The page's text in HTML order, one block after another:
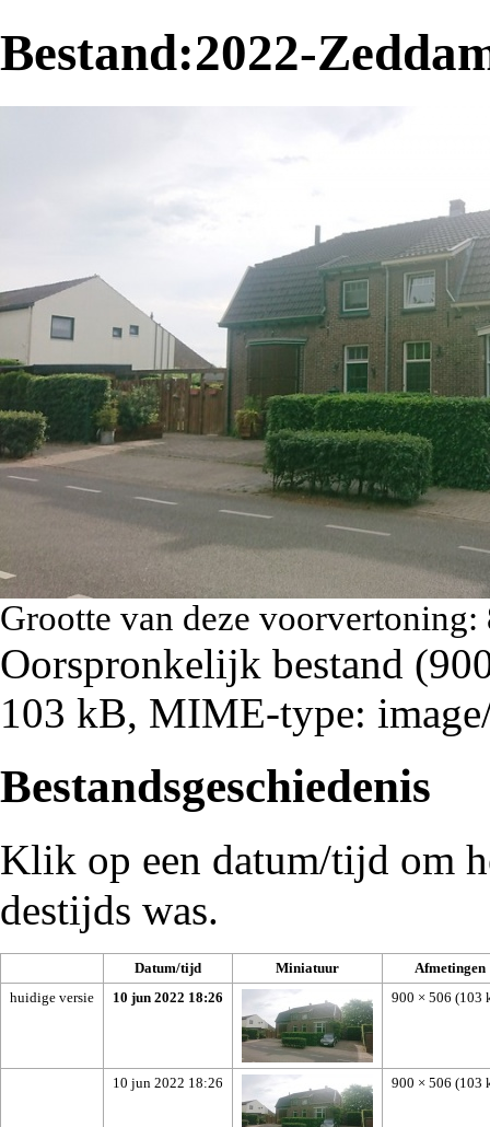
Bestand:2022-
Grootte van deze voorvertoning:
Oorspronkelijk bestand
103 kB, MIME-type:
Bestandsgeschiedenis
Klik op een datum/tijd om
destijds was.
Datum/tijd Miniatuur
Afmetingen
huidige versie
10 jun 2022 18:26 900 × 506 (103
10 jun 2022 18:26 900 × 506 (103